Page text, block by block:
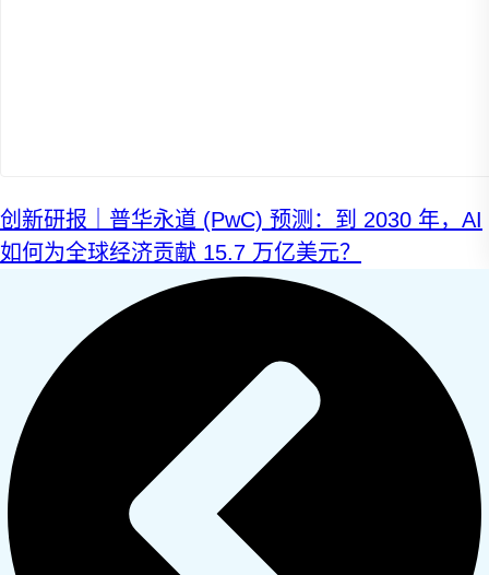
创新研报｜普华永道 (PwC) 预测：到 2030 年，AI
如何为全球经济贡献 15.7 万亿美元？